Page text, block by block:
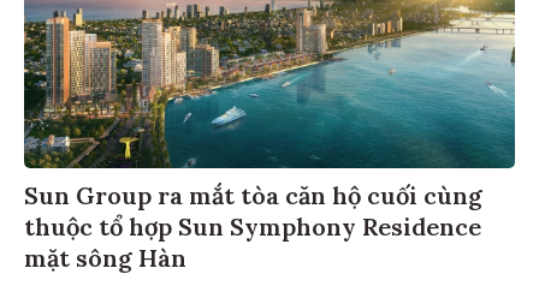
Sun Group ra mắt tòa căn hộ cuối cùng
thuộc tổ hợp Sun Symphony Residence
mặt sông Hàn